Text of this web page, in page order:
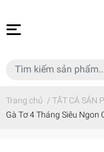
Trang chủ / TẤT CẢ SẢN
Gà Tơ 4 Tháng Siêu Ngon